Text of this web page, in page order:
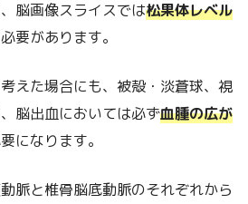
脳画像スライスでは松果体レベル
要があります。
えた場合にも、被殻・淡蒼球、視
脳出血においては必ず血腫の広が
になります。
脈と椎骨脳底動脈のそれぞれから